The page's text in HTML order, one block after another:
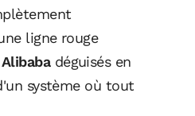
ligne rouge
déguisés en
système où tout